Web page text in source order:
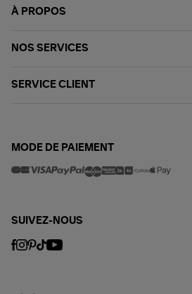
À PROPOS
NOS SERVICES
SERVICE CLIENT
MODE DE PAIEMENT
SUIVEZ-NOUS